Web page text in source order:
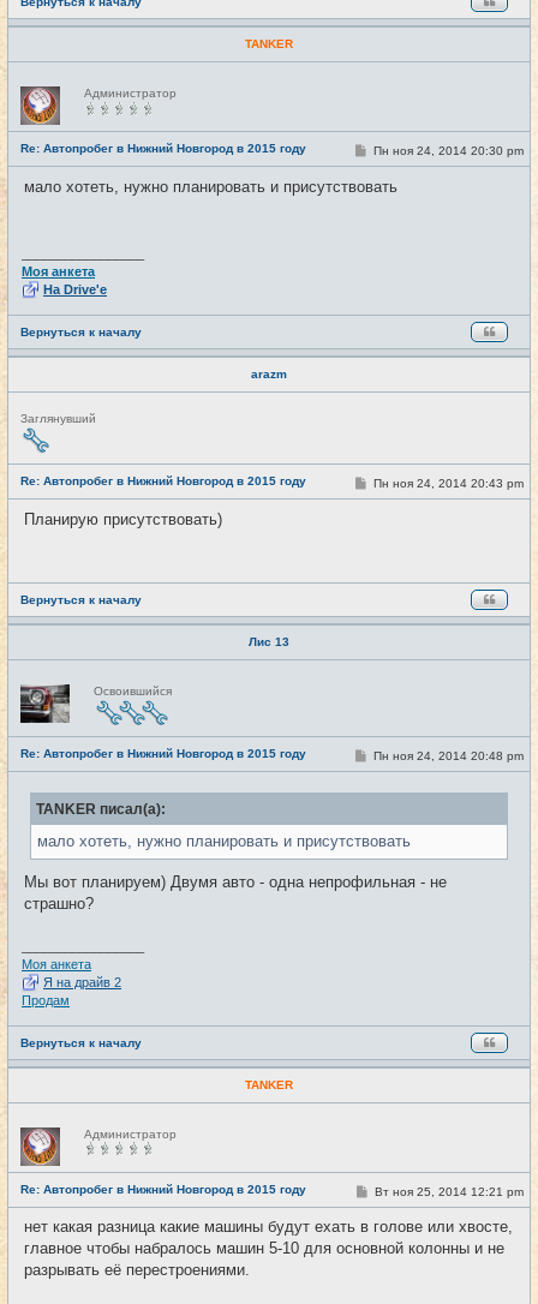
TANKER
Н
е
в
с
е
т
и
Администратор
Re: Автопробег в Нижний Новгород в 2015 году #19
С
о
б
Пн ноя 24, 2014 20:30 pm
мало хотеть, нужно планировать и присутствовать
Моя анкета
На Drive'e
Вернуться к началу
arazm
Н
е
в
т
и
Заглянувший
Re: Автопробег в Нижний Новгород в 2015 году #20
С
о
и
Пн ноя 24, 2014 20:43 pm
Планирую присутствовать)
Вернуться к началу
Лис 13
Н
е
в
с
е
т
и
Освоившийся
Re: Автопробег в Нижний Новгород в 2015 году #21
С
о
е
н
Пн ноя 24, 2014 20:48 pm
TANKER писал(а):
мало хотеть, нужно планировать и присутствовать
Мы вот планируем) Двумя авто - одна непрофильная - не
страшно?
Моя анкета
Я на драйв 2
Продам
Вернуться к началу
TANKER
Н
е
в
с
е
т
и
Администратор
Re: Автопробег в Нижний Новгород в 2015 году #22
С
о
б
щ
Вт ноя 25, 2014 12:21 pm
нет какая разница какие машины будут ехать в голове или хвосте,
главное чтобы набралось машин 5-10 для основной колонны и не
разрывать её перестроениями.